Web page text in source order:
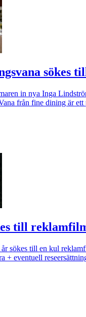
sökes
in nya Inga
från fine dining är ett
till
sökes till en kul
+ eventuell